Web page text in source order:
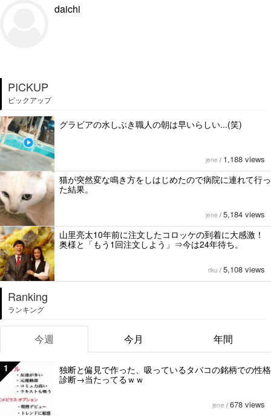
daichi
PICKUP
ピックアップ
グラビアの水しぶき職人の朝は早いらしい...(笑)
jene / 1,188 views
猫が突然変な鳴き方をしはじめたので病院に連れて行っ
た結果。
jene / 5,184 views
山里亮太10年前に注文したコロッケの到着に大感激！
奥様と「もう1回注文しよう」⇒今は24年待ち。
riku / 5,108 views
Ranking
ランキング
今週 今月 年間
1
独断と偏見で作った、吸っているタバコの銘柄での性格
診断→当たってるｗｗ
jene / 678 views